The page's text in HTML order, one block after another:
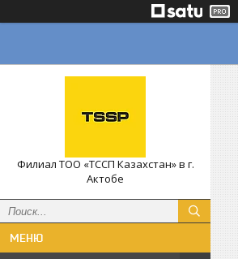
Филиал ТОО «ТССП Казахстан» в г.
Актобе